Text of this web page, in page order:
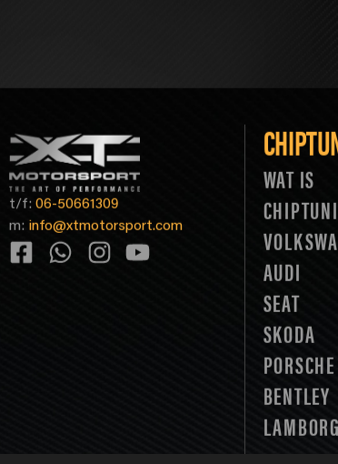
t/f: 06-50661309
m: info@xtmotorsport.com
WAT IS
AUDI
SEAT
SKODA
PORSCHE
BENTLEY